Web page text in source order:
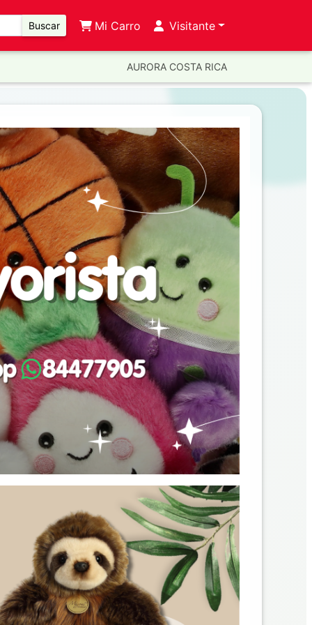
Buscar Mi Carro Visitante
AURORA COSTA RICA